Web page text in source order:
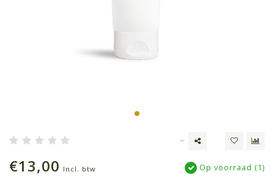
€13,00 Incl. btw Op voorraad (1)